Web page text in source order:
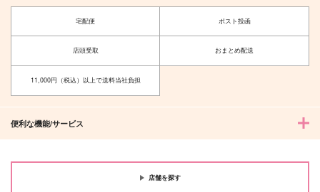
宅配便 ポスト投函
店頭受取 おまとめ配送
11,000円（税込）以上で送料当社負担
便利な機能/サービス
店舗を探す